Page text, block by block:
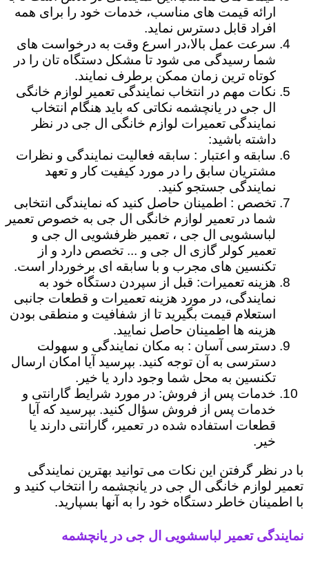
ارائه قیمت های مناسب، خدمات خود را برای همه
افراد قابل دسترس نماید.
سرعت عمل بالا،در اسرع وقت به درخواست های
شما رسیدگی می شود تا مشکل دستگاه تان را در
کوتاه ترین زمان ممکن برطرف نمایند.
نکات مهم در انتخاب نمایندگی تعمیر لوازم خانگی
ال جی در یانچشمه نکاتی که باید هنگام انتخاب
نمایندگی تعمیرات لوازم خانگی ال جی در نظر
داشته باشید:
سابقه و اعتبار : سابقه فعالیت نمایندگی و نظرات
مشتریان سابق را در مورد کیفیت کار و تعهد
نمایندگی جستجو کنید.
تخصص : اطمینان حاصل کنید که نمایندگی انتخابی
شما در تعمیر لوازم خانگی ال جی به خصوص تعمیر
لباسشویی ال جی ، تعمیر ظرفشویی ال جی و
تعمیر کولر گازی ال جی و ... تخصص دارد و از
تکنسین های مجرب و با سابقه ای برخوردار است.
هزینه تعمیرات: قبل از سپردن دستگاه خود به
نمایندگی، در مورد هزینه تعمیرات و قطعات جانبی
استعلام قیمت بگیرید تا از شفافیت و منطقی بودن
هزینه ها اطمینان حاصل نمایید.
دسترسی آسان : به مکان نمایندگی و سهولت
دسترسی به آن توجه کنید. بپرسید آیا امکان ارسال
تکنسین به محل شما وجود دارد یا خیر.
خدمات پس از فروش: در مورد شرایط گارانتی و
خدمات پس از فروش سؤال کنید. بپرسید که آیا
قطعات استفاده شده در تعمیر، گارانتی دارند یا
خیر.
با در نظر گرفتن این نکات می توانید بهترین نمایندگی
تعمیر لوازم خانگی ال جی در یانچشمه را انتخاب کنید و
با اطمینان خاطر دستگاه خود را به آنها بسپارید.
نمایندگی تعمیر لباسشویی ال جی در یانچشمه